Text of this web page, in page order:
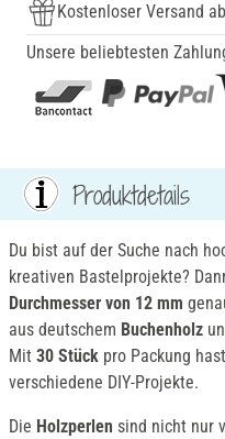
Kostenloser Versand
Unsere beliebtesten
Produktdetails
Du bist auf der Suche nach
kreativen Bastelprojekte?
Durchmesser von 12 mm
aus deutschem Buchenholz
Mit 30 Stück pro Packung
verschiedene DIY-Projekte.
Die Holzperlen sind nicht nur